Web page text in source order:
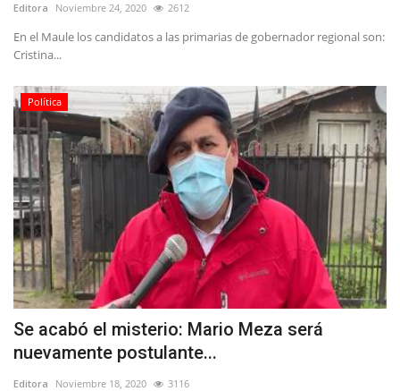
Editora Noviembre 24, 2020 2612
En el Maule los candidatos a las primarias de gobernador regional son:
Cristina...
Política
Se acabó el misterio: Mario Meza será
nuevamente postulante...
Editora Noviembre 18, 2020 3116